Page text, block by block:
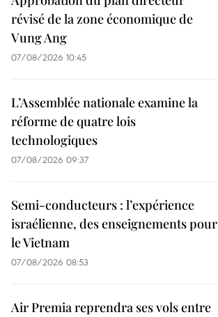
révisé de la zone économique de
Vung Ang
07/08/2026 10:45
L’Assemblée nationale examine la
réforme de quatre lois
technologiques
07/08/2026 09:37
Semi-conducteurs : l’expérience
israélienne, des enseignements pour
le Vietnam
07/08/2026 08:53
Air Premia reprendra ses vols entre